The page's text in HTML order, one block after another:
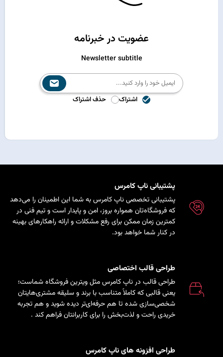
عضویت در خبرنامه
Newsletter subtitle
اشتراک حذف اشتراک
پشتیبانی ناپ کامرس
پشتیبانی تخصصی ناپ کامرس به شما این اطمینان را می‌دهد
که فروشگاه‌تان همواره بروز، امن و پایدار است و تیم فنی در
کمترین زمان ممکن برای رفع مشکلات و ارائه راهکارهای بهینه
در کنار شما خواهد بود.
طراحی قالب اختصاصی
طراحی قالب در ناپ کامرس مثل ویترین فروشگاه شماست؛
یعنی قالبی که کاملاً متناسب با برند و سلیقه مشتری‌هایتان
شخصی‌سازی شده تا هم حرفه‌ای‌تر دیده شوید و هم تجربه
خریدی راحت و لذت‌بخش را برای کاربرانتان فراهم کند .
طراحی افزونه های ناپ کامرس